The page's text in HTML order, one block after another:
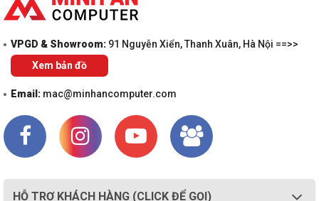
VPGD & Showroom: 91 Nguyễn Xiển, Thanh Xuân, Hà Nội ==>>
Xem bản đồ
Email: mac@minhancomputer.com
HỖ TRỢ KHÁCH HÀNG (CLICK ĐỂ GỌI)